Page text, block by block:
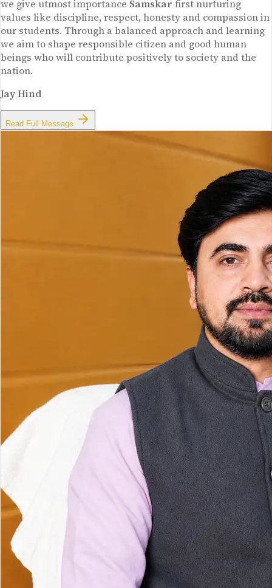
we give utmost importance Samskar first nurturing
values like discipline, respect, honesty and compassion in
our students. Through a balanced approach and learning
we aim to shape responsible citizen and good human
beings who will contribute positively to society and the
nation.
Jay Hind
Read Full Message